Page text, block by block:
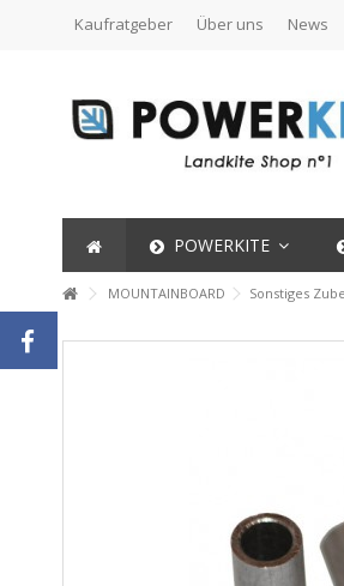
Kaufratgeber Über uns News
POWERKITE
MOUNTAINBOARD Sonstiges